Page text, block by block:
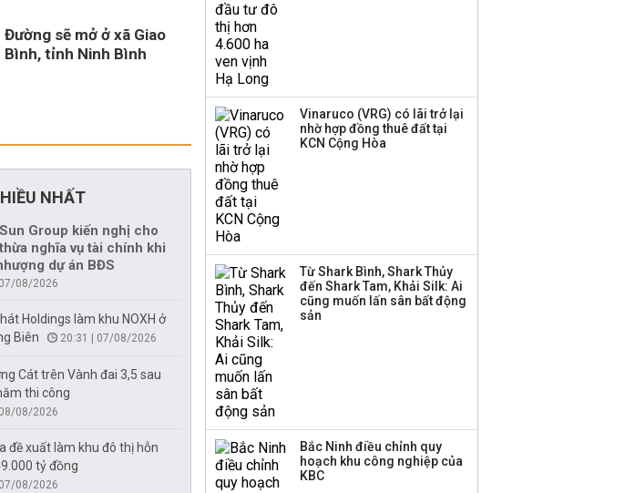
Đường sẽ mở ở xã Giao
Bình, tỉnh Ninh Bình
NHẤT
Group kiến nghị cho
nghĩa vụ tài chính khi
dự án BĐS
08/2026
Holdings làm khu NOXH ở
Biên
20:31 | 07/08/2026
Cát trên Vành đai 3,5 sau
thi công
08/2026
đề xuất làm khu đô thị hỗn
tỷ đồng
08/2026
thanh lý toàn bộ cửa
hàng
Công ty 100 tỷ của
Huấn Hoa Hồng bỗng
dưng ‘biến mất’, một
Vinaruco (VRG) có lãi trở lại
nhờ hợp đồng thuê đất tại
KCN Cộng Hòa
Từ Shark Bình, Shark Thủy
đến Shark Tam, Khải Silk: Ai
cũng muốn lấn sân bất động
sản
Bắc Ninh điều chỉnh quy
hoạch khu công nghiệp của
KBC